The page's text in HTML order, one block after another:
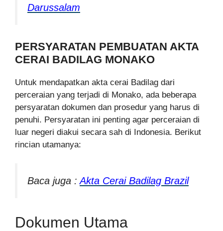
Darussalam
PERSYARATAN PEMBUATAN AKTA
CERAI BADILAG MONAKO
Untuk mendapatkan akta cerai Badilag dari
perceraian yang terjadi di Monako, ada beberapa
persyaratan dokumen dan prosedur yang harus di
penuhi. Persyaratan ini penting agar perceraian di
luar negeri diakui secara sah di Indonesia. Berikut
rincian utamanya:
Baca juga :Akta Cerai Badilag Brazil
Dokumen Utama